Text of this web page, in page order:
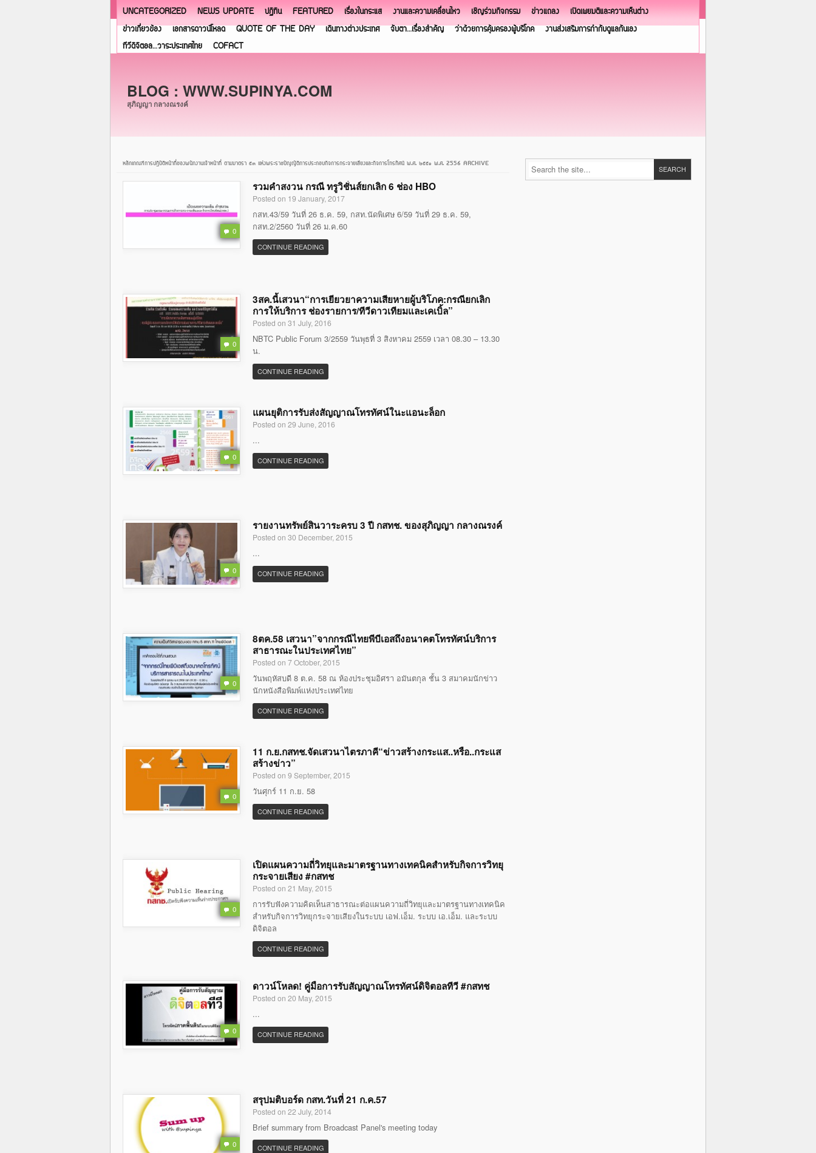
UNCATEGORIZED NEWS UPDATE ปฏิทิน FEATURED เรื่องในกระแส งานและความเคลื่อนไหว เชิญร่วมกิจกรรม ข่าวแถลง
เปิดเผยมติและความเห็นต่าง
ข่าวเกี่ยวข้อง
เอกสารดาวน์โหลด QUOTE OF THE DAY เดินทางต่างประเทศ จับตา…เรื่องสำคัญ ว่าด้วยการคุ้มครองผู้บริโภค
งานส่งเสริมการกำกับดูแลกันเอง
ทีวีดิจิตอล…วาระประเทศไทย
COFACT
BLOG : WWW.SUPINYA.COM
สุภิญญา กลางณรงค์
หลักเกณฑ์การปฏิบัติหน้าที่ของพนักงานเจ้าหน้าที่ ตามมาตรา ๕๓ แห่งพระราชบัญญัติการประกอบกิจการกระจายเสียงและกิจการโทรทัศน์ พ.ศ. ๒๕๕๑ พ.ศ. 2556 ARCHIVE
0
รวมคำสงวน กรณี ทรูวิชั่นส์ยกเลิก 6 ช่อง HBO
Posted on 19 January, 2017
กสท.43/59 วันที่ 26 ธ.ค. 59, กสท.นัดพิเศษ 6/59 วันที่ 29 ธ.ค. 59,
กสท.2/2560 วันที่ 26 ม.ค.60
CONTINUE READING
0
3สค.นี้เสวนา“การเยียวยาความเสียหายผู้บริโภค:กรณียกเลิก
การให้บริการ ช่องรายการ/ทีวีดาวเทียมและเคเบิ้ล”
Posted on 31 July, 2016
NBTC Public Forum 3/2559 วันพุธที่ 3 สิงหาคม 2559 เวลา 08.30 – 13.30
น.
CONTINUE READING
0
แผนยุติการรับส่งสัญญาณโทรทัศน์ในะแอนะล็อก
Posted on 29 June, 2016
...
CONTINUE READING
0
รายงานทรัพย์สินวาระครบ 3 ปี กสทช. ของสุภิญญา กลางณรงค์
Posted on 30 December, 2015
...
CONTINUE READING
0
8ตค.58 เสวนา”จากกรณีไทยพีบีเอสถึงอนาคตโทรทัศน์บริการ
สาธารณะในประเทศไทย”
Posted on 7 October, 2015
วันพฤหัสบดี 8 ต.ค. 58 ณ ห้องประชุมอิศรา อมันตกุล ชั้น 3 สมาคมนักข่าว
นักหนังสือพิมพ์แห่งประเทศไทย
CONTINUE READING
0
11 ก.ย.กสทช.จัดเสวนาไตรภาคี“ข่าวสร้างกระแส..หรือ..กระแส
สร้างข่าว”
Posted on 9 September, 2015
วันศุกร์ 11 ก.ย. 58
CONTINUE READING
0
เปิดแผนความถี่วิทยุและมาตรฐานทางเทคนิคสำหรับกิจการวิทยุ
กระจายเสียง #กสทช
Posted on 21 May, 2015
การรับฟังความคิดเห็นสาธารณะต่อแผนความถี่วิทยุและมาตรฐานทางเทคนิค
สำหรับกิจการวิทยุกระจายเสียงในระบบ เอฟ.เอ็ม. ระบบ เอ.เอ็ม. และระบบ
ดิจิตอล
CONTINUE READING
0
ดาวน์โหลด! คู่มือการรับสัญญาณโทรทัศน์ดิจิตอลทีวี #กสทช
Posted on 20 May, 2015
...
CONTINUE READING
0
สรุปมติบอร์ด กสท.วันที่ 21 ก.ค.57
Posted on 22 July, 2014
Brief summary from Broadcast Panel's meeting today
CONTINUE READING